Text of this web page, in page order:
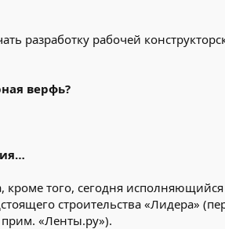
разработку рабочей
верфь?
кроме того, сегодня
строительства «Лидера»
«Ленты.ру»).